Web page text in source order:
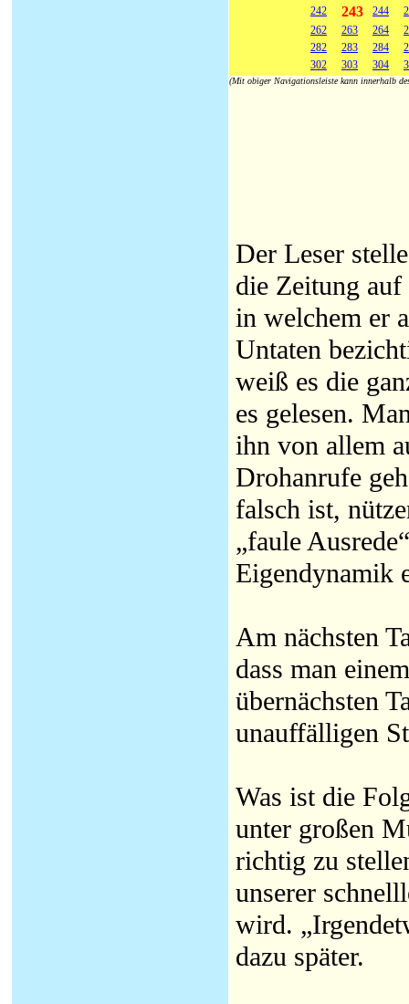
242
243 244
262
263 264
282
283 284
302
303 304
(Mit obiger Navigationsleiste kann innerhalb
Der Leser
die Zeitung
in welchem er
Untaten
weiß es die
es gelesen.
ihn von allem
Drohanrufe
falsch ist,
„faule
Eigendynamik
Am nächsten
dass man
übernächsten
unauffälligen
Was ist die
unter großen
richtig zu
unserer
wird.
dazu später.